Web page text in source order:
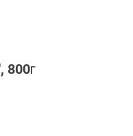
800г